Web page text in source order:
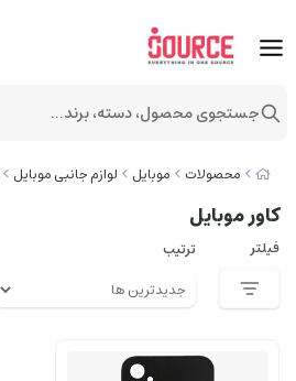
محصولات موبایل لوازم جانبی موبایل
کاور موبایل
فیلتر ترتیب
جستجوی محصول، دسته، برند...